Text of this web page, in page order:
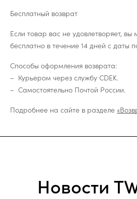
Бесплатный возврат
Если товар вас не удовлетворяет, вы
бесплатно в течение 14 дней с даты
Способы оформления возврата:
Курьером через службу CDEK.
Самостоятельно Почтой России.
Подробнее на сайте в разделе
Новости